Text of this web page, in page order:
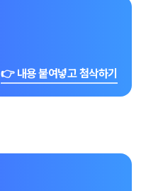
👉 내용 붙여넣고 첨삭하기